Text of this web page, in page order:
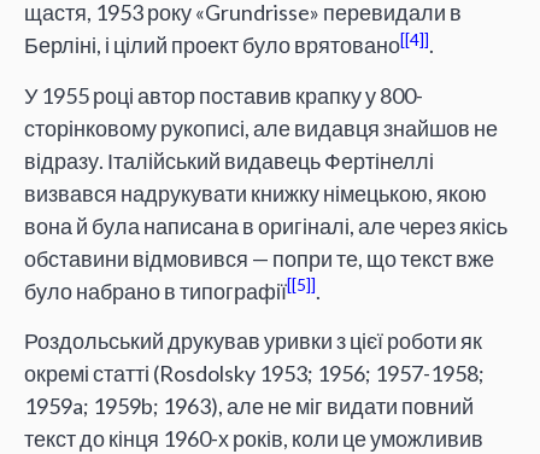
щастя, 1953 року «Grundrisse» перевидали в
Берліні, і цілий проект було врятовано [4] .
У 1955 році автор поставив крапку у 800-
сторінковому рукописі, але видавця знайшов не
відразу. Італійський видавець Фертінеллі
визвався надрукувати книжку німецькою, якою
вона й була написана в оригіналі, але через якісь
обставини відмовився — попри те, що текст вже
було набрано в типографії [5] .
Роздольський друкував уривки з цієї роботи як
окремі статті (Rosdolsky 1953; 1956; 1957-1958;
1959a; 1959b; 1963), але не міг видати повний
текст до кінця 1960-х років, коли це уможливив